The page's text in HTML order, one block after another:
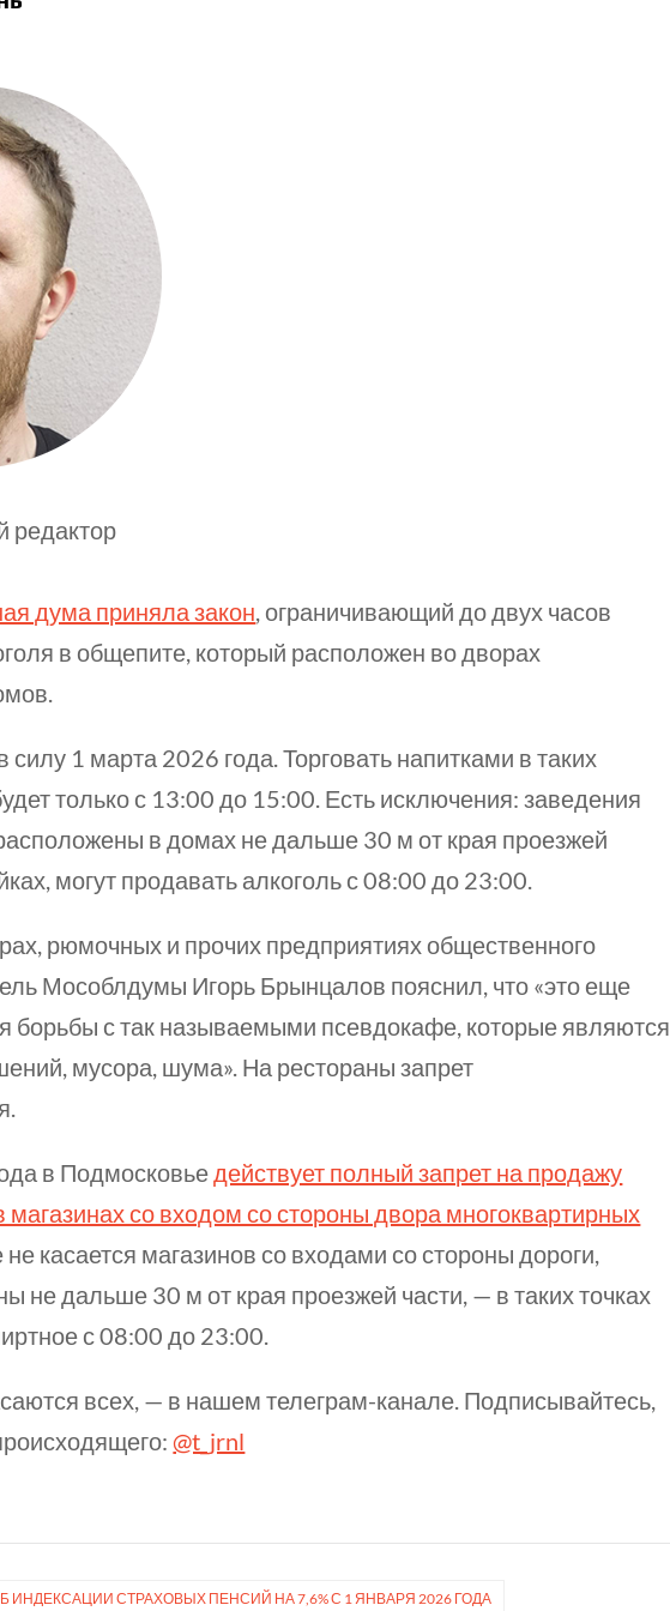
редактор
дума приняла закон, ограничивающий до двух часов
в общепите, который расположен во дворах
силу 1 марта 2026 года. Торговать напитками в таких
только с 13:00 до 15:00. Есть исключения: заведения
в домах не дальше 30 м от края проезжей
могут продавать алкоголь с 08:00 до 23:00.
рюмочных и прочих предприятиях общественного
Мособлдумы Игорь Брынцалов пояснил, что «это еще
борьбы с так называемыми псевдокафе, которые являются
мусора, шума». На рестораны запрет
в Подмосковьедействует полный запрет на продажу
магазинах со входом со стороны двора многоквартирных
касается магазинов со входами со стороны дороги,
не дальше 30 м от края проезжей части, — в таких точках
с 08:00 до 23:00.
всех, — в нашем телеграм-канале. Подписывайтесь,
@t_jrnl
ИНДЕКСАЦИИ СТРАХОВЫХ ПЕНСИЙ НА 7,6% С 1 ЯНВАРЯ 2026 ГОДА